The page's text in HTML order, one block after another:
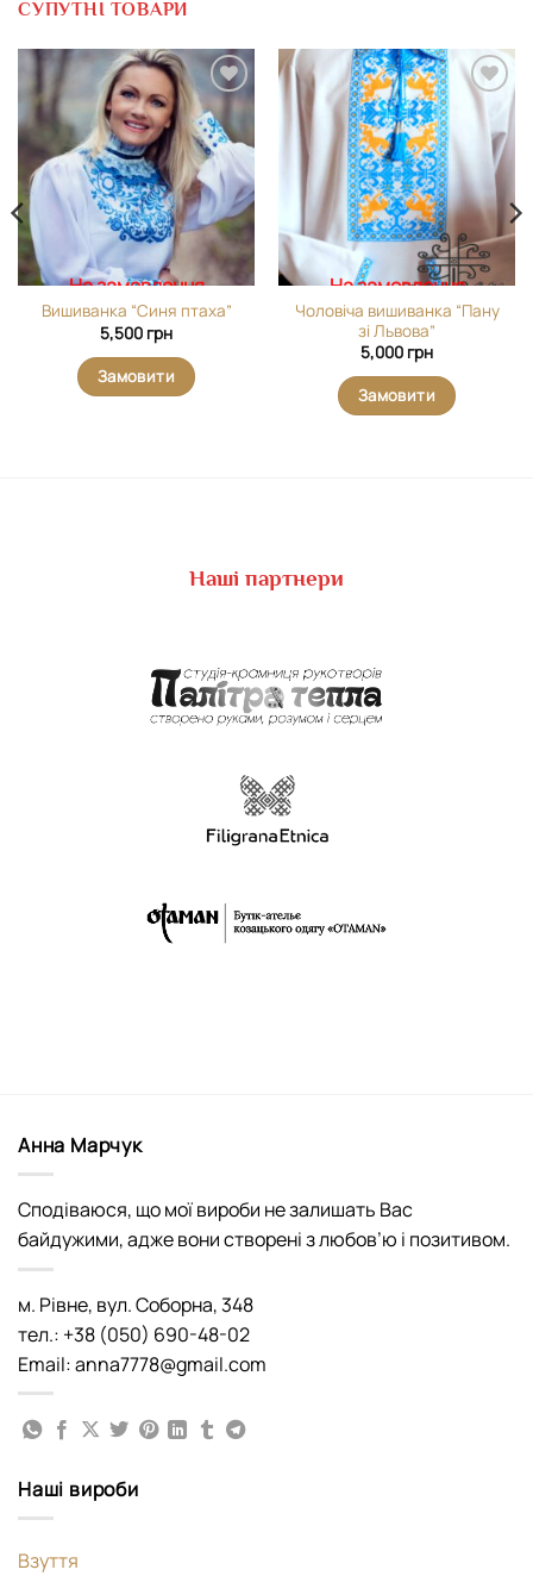
СУПУТНІ ТОВАРИ
Додати
виріб у
вибране
На замовлення
Вишиванка “Синя птаха”
5,500 грн
Замовити
Додати
вибране
На замовлення
Чоловіча вишиванка “Пану
зі Львова”
5,000 грн
Замовити
Наші партнери
Анна Марчук
Сподіваюся, що мої вироби не залишать Вас
байдужими, адже вони створені з любов’ю і позитивом.
м. Рівне, вул. Соборна, 348
тел.: +38 (050) 690-48-02
Email: anna7778@gmail.com
Наші вироби
Взуття